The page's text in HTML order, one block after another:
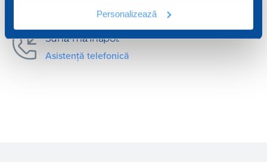
Personalizează
Sună-mă înapoi.
Asistență telefonică